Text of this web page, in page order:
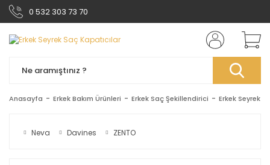
0 532 303 73 70
Anasayfa Erkek Bakım Ürünleri Erkek Saç Şekillendirici Erkek Seyrek
Neva Davines ZENTO